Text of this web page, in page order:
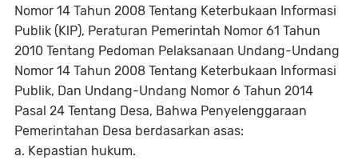
Nomor 14 Tahun 2008 Tentang Keterbukaan Informasi
Publik (KlP), Peraturan Pemerintah Nomor 61 Tahun
2010 Tentang Pedoman Pelaksanaan Undang-Undang
Nomor 14 Tahun 2008 Tentang Keterbukaan Informasi
Publik, Dan Undang-Undang Nomor 6 Tahun 2014
Pasal 24 Tentang Desa, Bahwa Penyelenggaraan
Pemerintahan Desa berdasarkan asas:
a. Kepastian hukum.